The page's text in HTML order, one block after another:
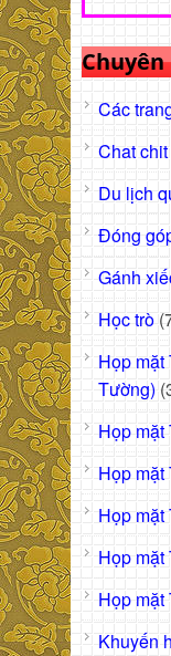
Các
Chat
Du lịch
Đóng
Gánh
Học trò
Họp
Tường)
Họp mặt
Họp
Họp
Họp mặt
Họp mặt
Khuyến